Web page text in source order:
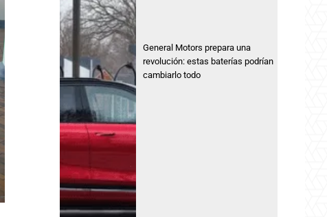
General Motors prepara una
revolución: estas baterías podrían
cambiarlo todo